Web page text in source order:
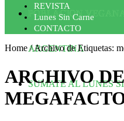
POBLACION
ARGENTINA
SUMATE AL LUNES
REVISTA
Lunes Sin Carne
CONTACTO
Home/Archivo de Etiquetas:
ARCHIVO